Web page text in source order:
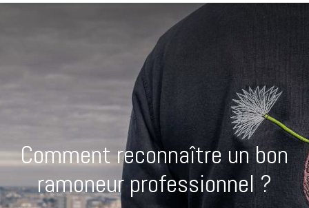
Comment reconnaître un bon
ramoneur professionnel ?